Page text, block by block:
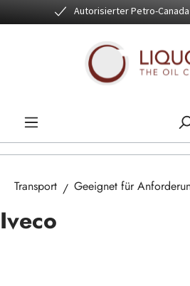
Zum Hauptinhalt springen
Autorisierter Petro-
Transport Geeignet für
Iveco